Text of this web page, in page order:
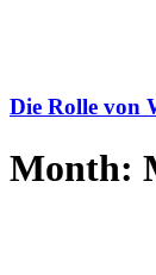
Die Rolle von
Month: